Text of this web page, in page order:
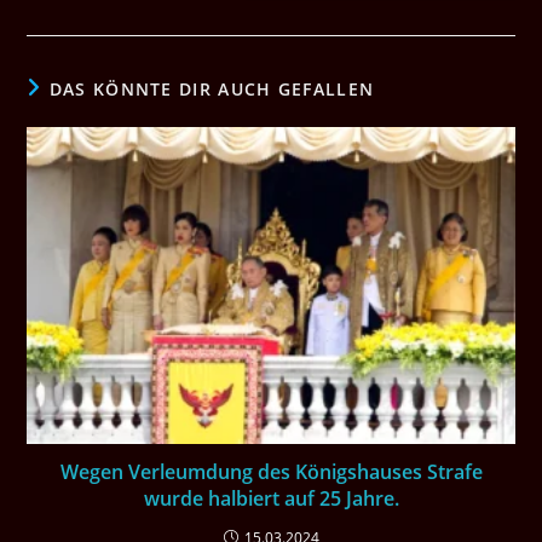
DAS KÖNNTE DIR AUCH GEFALLEN
Wegen Verleumdung des Königshauses Strafe
wurde halbiert auf 25 Jahre.